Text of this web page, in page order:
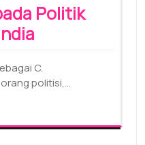
Politik
C.
politisi,…